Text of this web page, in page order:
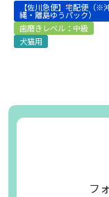
【佐川急便】宅配便（※
縄・離島ゆうパック）
歯磨きレベル：中級
犬猫用
フ